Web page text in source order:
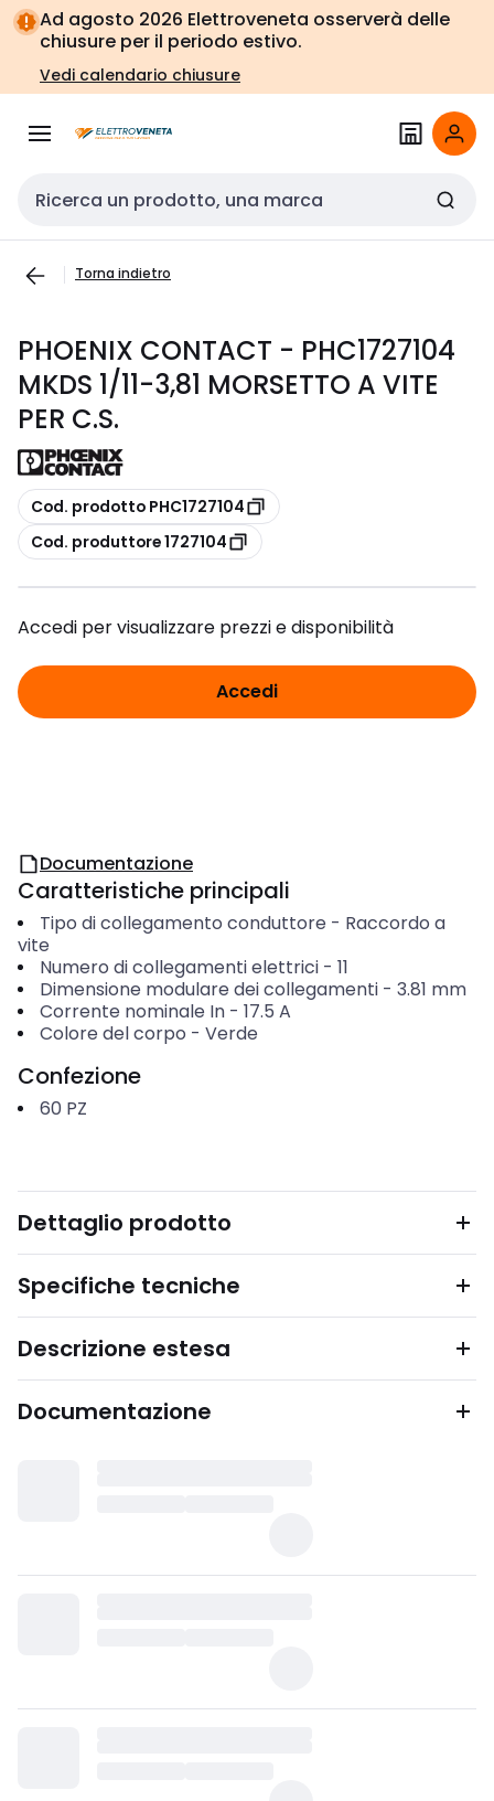
Vai alla
navigazione
Vai
alla
pagina
Ad agosto 2026 Elettroveneta osserverà delle
chiusure per il periodo estivo.
Vedi calendario chiusure
Cerca input
Torna indietro
PHOENIX CONTACT - PHC1727104
MKDS 1/11-3,81 MORSETTO A VITE
PER C.S.
copia
Cod. prodotto PHC1727104
copia
Cod. produttore 1727104
Accedi per visualizzare prezzi e disponibilità
Accedi
Documentazione
Caratteristiche principali
Tipo di collegamento conduttore - Raccordo a
vite
Numero di collegamenti elettrici- 11
Dimensione modulare dei collegamenti- 3.81 mm
Corrente nominale In- 17.5 A
Colore del corpo - Verde
Confezione
60 PZ
Dettaglio prodotto
Specifiche tecniche
Descrizione estesa
Documentazione